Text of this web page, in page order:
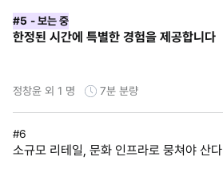
#5 - 보는 중
한정된 시간에 특별한 경험을 제공합니다
정창윤 외 1 명 7분 분량
#6
소규모 리테일, 문화 인프라로 뭉쳐야 산다